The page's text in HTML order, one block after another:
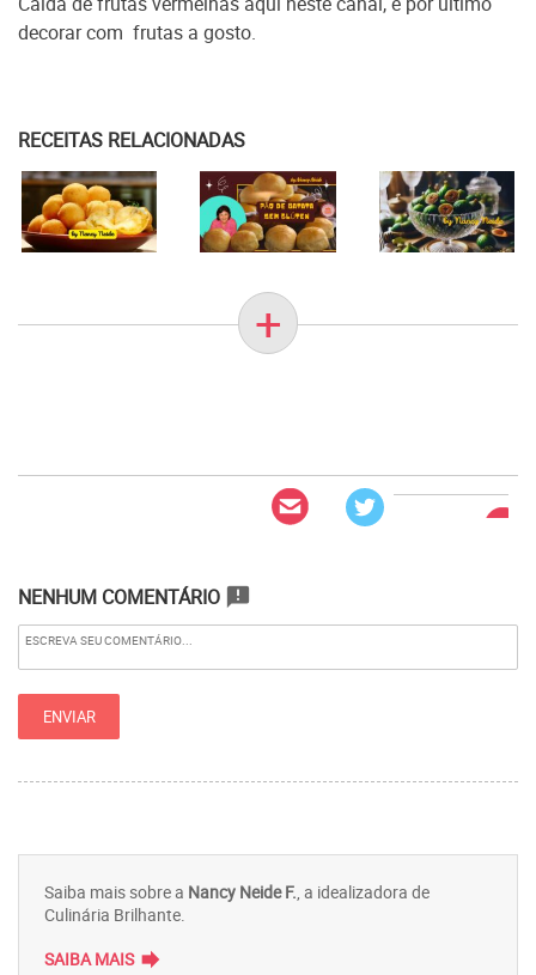
decorar com frutas a gosto.
RECEITAS RELACIONADAS
+
NENHUM COMENTÁRIO announcement
Saiba mais sobre a Nancy Neide F., a idealizadora de
Culinária Brilhante.
SAIBA MAIS forward